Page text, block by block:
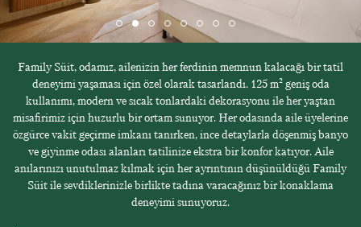
Family Süit, odamız, ailenizin her ferdinin memnun kalacağı bir tatil
deneyimi yaşaması için özel olarak tasarlandı. 125 m² geniş oda
kullanımı, modern ve sıcak tonlardaki dekorasyonu ile her yaştan
misafirimiz için huzurlu bir ortam sunuyor. Her odasında aile üyelerine
özgürce vakit geçirme imkanı tanırken, ince detaylarla döşenmiş banyo
ve giyinme odası alanları tatilinize ekstra bir konfor katıyor. Aile
anılarınızı unutulmaz kılmak için her ayrıntının düşünüldüğü Family
Süit ile sevdiklerinizle birlikte tadına varacağınız bir konaklama
deneyimi sunuyoruz.